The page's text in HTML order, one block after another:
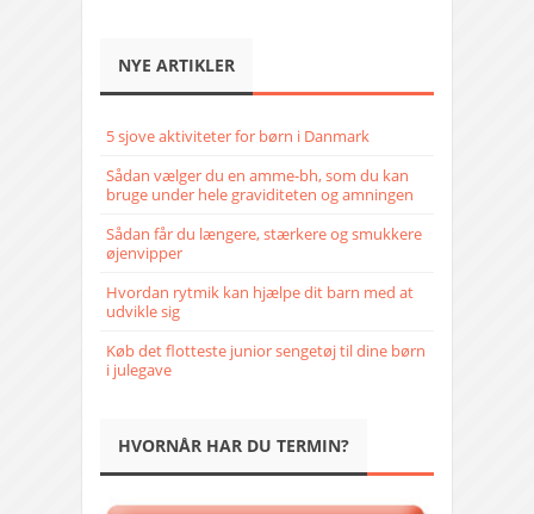
NYE ARTIKLER
5 sjove aktiviteter for børn i Danmark
Sådan vælger du en amme-bh, som du kan
bruge under hele graviditeten og amningen
Sådan får du længere, stærkere og smukkere
øjenvipper
Hvordan rytmik kan hjælpe dit barn med at
udvikle sig
Køb det flotteste junior sengetøj til dine børn
i julegave
HVORNÅR HAR DU TERMIN?